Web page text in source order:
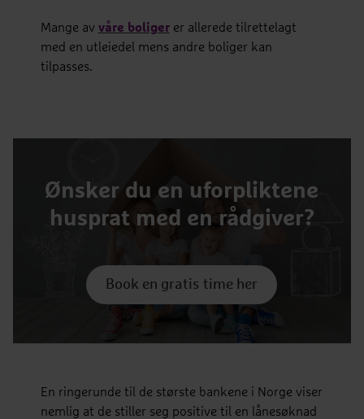
Mange av våre boligerer allerede tilrettelagt
med en utleiedel mens andre boliger kan
tilpasses.
Ønsker du en uforpliktene
husprat med en rådgiver?
Book en gratis time her
En ringerunde til de største bankene i Norge viser
nemlig at de stiller seg positive til en lånesøknad